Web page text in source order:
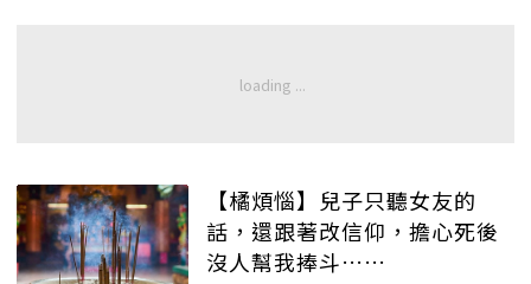
【橘煩惱】兒子只聽女友的
話，還跟著改信仰，擔心死後
沒人幫我捧斗……